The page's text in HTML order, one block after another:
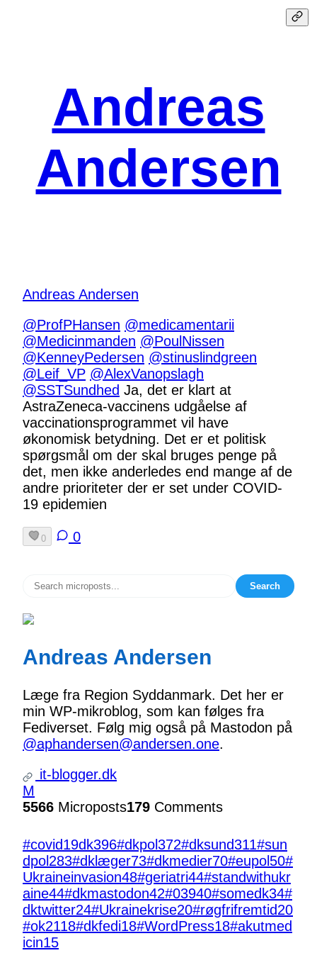
Andreas
Andersen
Andreas Andersen
@ProfPHansen @medicamentarii
@Medicinmanden @PoulNissen
@KenneyPedersen @stinuslindgreen
@Leif_VP @AlexVanopslagh
@SSTSundhed Ja, det er klart at
AstraZeneca-vaccinens udgåelse af
vaccinationsprogrammet vil have
økonomisk betydning. Det er et politisk
spørgsmål om der skal bruges penge på
det, men ikke anderledes end mange af de
andre prioriteter der er set under COVID-
19 epidemien
0 0
Search
Andreas Andersen
Læge fra Region Syddanmark. Det her er
min WP-mikroblog, som kan følges fra
Fediverset. Følg mig også på Mastodon på
@aphandersen@andersen.one.
it-blogger.dk
M
5566 Microposts179 Comments
#covid19dk396#dkpol372#dksund311#sun
dpol 283#dklæger73#dkmedier70#eupol 50#
Ukraineinvasion48#geriatri44#standwithukr
aine44#dkmastodon42#03940#somedk34#
dktwitter24#Ukrainekrise20#røgfrifremtid20
#ok2118#dkfedi18#WordPress18#akutmed
icin15